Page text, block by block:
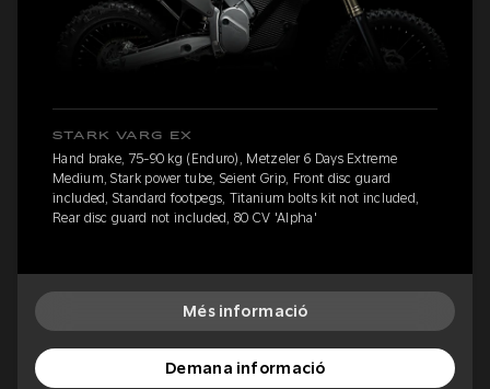
STARK VARG EX
Hand brake, 75-90 kg (Enduro), Metzeler 6 Days Extreme
Medium, Stark power tube, Seient Grip, Front disc guard
included, Standard footpegs, Titanium bolts kit not included,
Rear disc guard not included, 80 CV 'Alpha'
Més informació
Demana informació